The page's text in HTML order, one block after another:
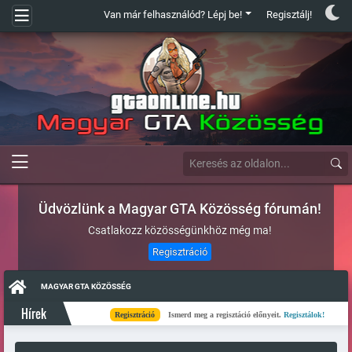
Van már felhasználód? Lépj be! Regisztálj!
Üdvözlünk a Magyar GTA Közösség fórumán!
Csatlakozz közösségünkhöz még ma!
Regisztráció
MAGYAR GTA KÖZÖSSÉG
Hírek Regisztráció Ismerd meg a regisztáció előnyeit.Regisztálok!